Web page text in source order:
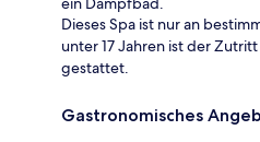
Dieses Spa ist nur an
unter 17 Jahren ist der
gestattet.
Gastronomisches